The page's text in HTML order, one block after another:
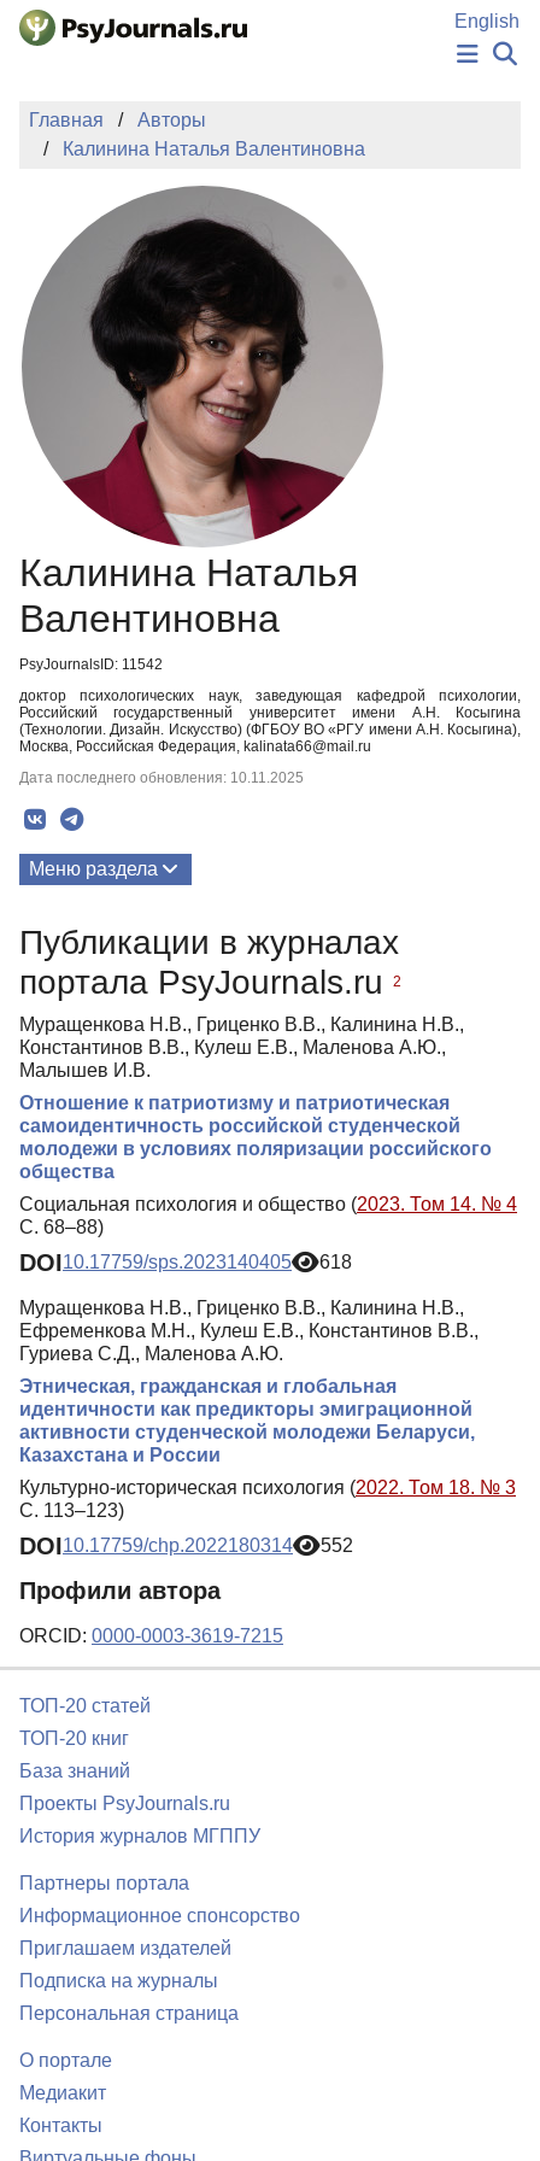
Перейти к основному содержанию
English
ИЗДАНИЯ
ПОДАТЬ РУКОПИСЬ
БАЗА ЗНАНИЙ
КЛЮЧЕВЫЕ СЛОВА
Регистрация
Главная
Авторы
Калинина Наталья Валентиновна
Калинина Наталья
Валентиновна
PsyJournalsID: 11542
доктор психологических наук, заведующая кафедрой психологии,
Российский государственный университет имени А.Н. Косыгина
(Технологии. Дизайн. Искусство) (ФГБОУ ВО «РГУ имени А.Н. Косыгина),
Москва, Российская Федерация, kalinata66@mail.ru
Дата последнего обновления: 10.11.2025
Меню раздела
Публикации в журналах
портала PsyJournals.ru
2
Муращенкова Н.В., Гриценко В.В., Калинина Н.В.,
Константинов В.В., Кулеш Е.В., Маленова А.Ю.,
Малышев И.В.
Отношение к патриотизму и патриотическая
самоидентичность российской студенческой
молодежи в условиях поляризации российского
общества
Социальная психология и общество (2023. Том 14. № 4
С. 68–88)
DOI10.17759/sps.2023140405 618
Муращенкова Н.В., Гриценко В.В., Калинина Н.В.,
Ефременкова М.Н., Кулеш Е.В., Константинов В.В.,
Гуриева С.Д., Маленова А.Ю.
Этническая, гражданская и глобальная
идентичности как предикторы эмиграционной
активности студенческой молодежи Беларуси,
Казахстана и России
Культурно-историческая психология (2022. Том 18. № 3
С. 113–123)
DOI10.17759/chp.2022180314 552
Профили автора
ORCID: 0000-0003-3619-7215
ТОП-20 статей
ТОП-20 книг
База знаний
Проекты PsyJournals.ru
История журналов МГППУ
Партнеры портала
Информационное спонсорство
Приглашаем издателей
Подписка на журналы
Персональная страница
О портале
Медиакит
Контакты